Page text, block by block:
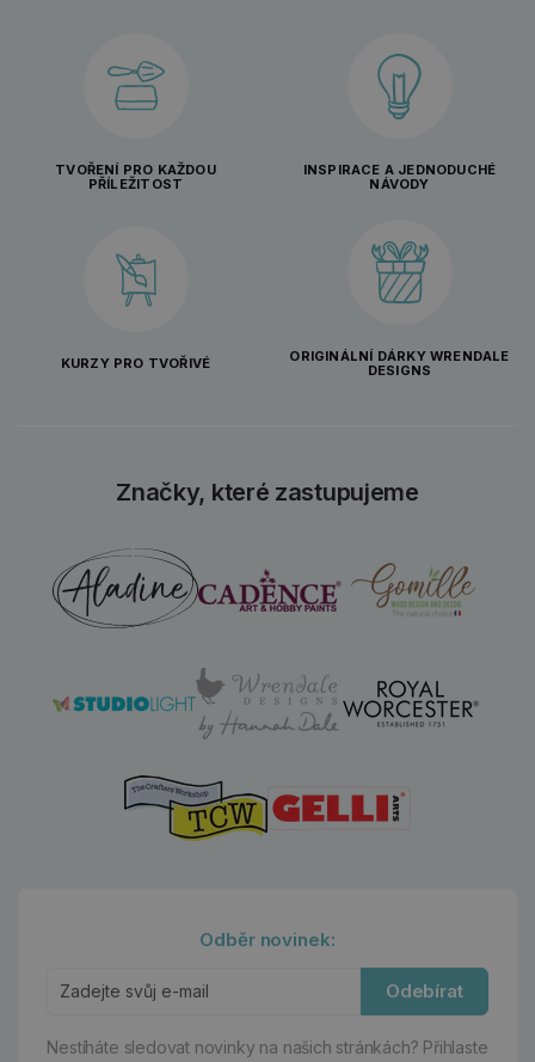
TVOŘENÍ PRO KAŽDOU
PŘÍLEŽITOST
INSPIRACE A JEDNODUCHÉ
NÁVODY
KURZY PRO TVOŘIVÉ
ORIGINÁLNÍ DÁRKY WRENDALE
DESIGNS
Značky, které zastupujeme
Odběr novinek:
Odebírat
Nestíháte sledovat novinky na našich stránkách? Přihlaste